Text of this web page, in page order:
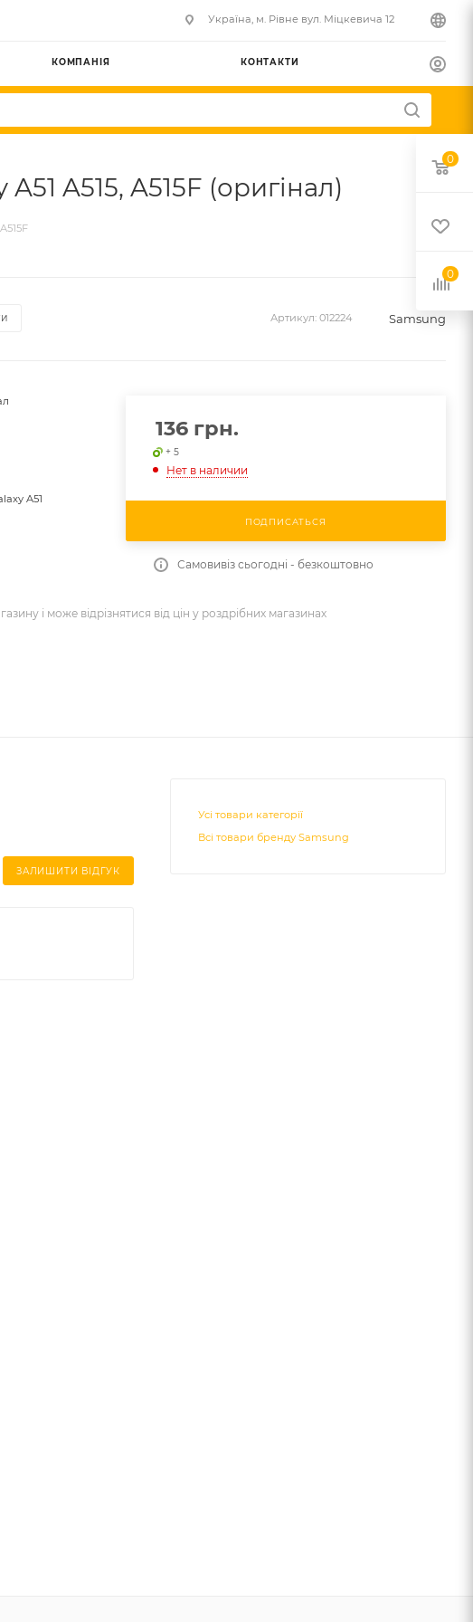
Українa, м. Рівне вул. Міцкевича 12
КОМПАНІЯ КОНТАКТИ
A515, A515F (оригінал)
Артикул: 012224 Samsung
A51
136грн.
+ 5
Нет в наличии
ПОДПИСАТЬСЯ
Самовивіз сьогодні - безкоштовно
і може відрізнятися від цін у роздрібних магазинах
ЗАЛИШИТИ ВІДГУК
Усі товари категорії
Всі товари бренду Samsung
0
0